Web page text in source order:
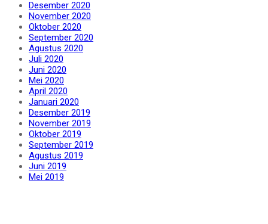
Desember 2020
November 2020
Oktober 2020
September 2020
Agustus 2020
Juli 2020
Juni 2020
Mei 2020
April 2020
Januari 2020
Desember 2019
November 2019
Oktober 2019
September 2019
Agustus 2019
Juni 2019
Mei 2019